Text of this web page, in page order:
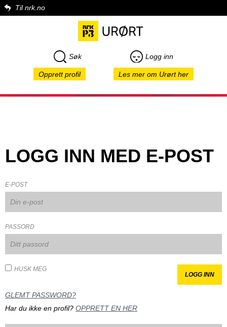
Til nrk.no
Søk Logg inn
Opprett profil Les mer om Urørt her
LOGG INN MED E-POST
E-POST
PASSORD
HUSK MEG
GLEMT PASSWORD?
Har du ikke en profil? OPPRETT EN HER